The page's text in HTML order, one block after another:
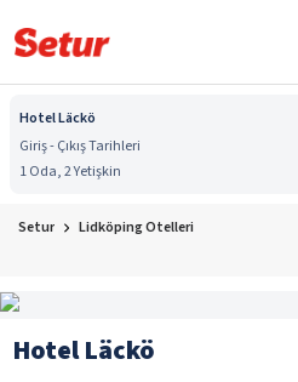
Hotel Läckö
Giriş - Çıkış Tarihleri
1 Oda, 2 Yetişkin
Setur Lidköping Otelleri
Hotel Läckö